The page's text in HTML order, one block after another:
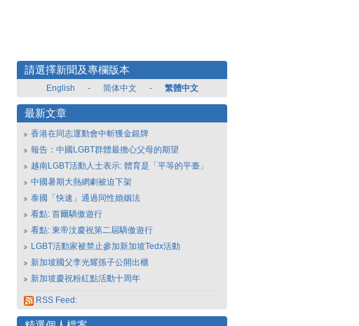
請選擇新聞及專欄版本
English - 简体中文 - 繁體中文
最新文章
香港在同志運動會中斬獲金銀牌
報告：中國LGBT群體最擔心父母的期望
越南LGBT活動人士表示: 體育是「平等的平臺」
中國暑期大熱網劇被迫下架
泰國「快速」通過同性婚姻法
看點: 首爾驕傲遊行
看點: 東帝汶慶祝第二屆驕傲遊行
LGBT活動家被禁止參加新加坡Tedx活動
新加坡國父李光耀孫子公開出櫃
新加坡慶祝粉紅點活動十周年
RSS Feed: